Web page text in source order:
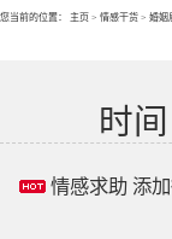
您当前的位置： 主页 > 情感干货 > 婚姻
时
情感求助 添